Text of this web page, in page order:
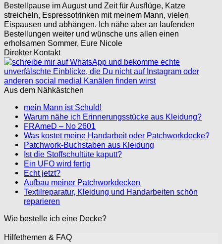
Bestellpause im August und Zeit für Ausflüge, Katze
streicheln, Espressotrinken mit meinem Mann, vielen
Eispausen und abhängen. Ich nähe aber an laufenden
Bestellungen weiter und wünsche uns allen einen
erholsamen Sommer, Eure Nicole
Direkter Kontakt
Aus dem Nähkästchen
mein Mann ist Schuld!
Warum nähe ich Erinnerungsstücke aus Kleidung?
FRAmeD – No 2601
Was kostet meine Handarbeit oder Patchworkdecke?
Patchwork-Buchstaben aus Kleidung
Ist die Stoffschultüte kaputt?
Ein UFO wird fertig
Echt jetzt?
Aufbau meiner Patchworkdecken
Textilreparatur, Kleidung und Handarbeiten schön
reparieren
Wie bestelle ich eine Decke?
Hilfethemen & FAQ